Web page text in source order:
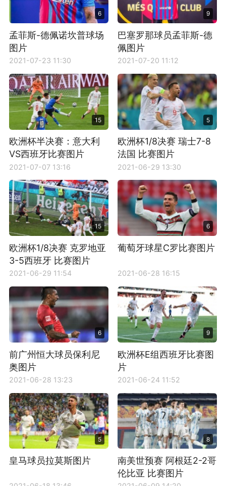
6
孟菲斯-德佩诺坎普球场
图片
2021-07-23 11:30
9
巴塞罗那球员孟菲斯-德
佩图片
2021-07-20 11:12
15
欧洲杯半决赛：意大利
VS西班牙比赛图片
2021-07-07 13:16
5
欧洲杯1/8决赛 瑞士7-8
法国 比赛图片
2021-06-29 13:30
15
欧洲杯1/8决赛 克罗地亚
3-5西班牙 比赛图片
2021-06-29 11:54
6
葡萄牙球星C罗比赛图片
2021-06-28 16:15
6
前广州恒大球员保利尼
奥图片
2021-06-28 13:23
9
欧洲杯E组西班牙比赛图
片
2021-06-24 11:52
5
皇马球员拉莫斯图片
8
南美世预赛 阿根廷2-2哥
伦比亚 比赛图片